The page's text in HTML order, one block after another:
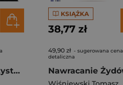
Wstrząsająco przystojny mężczyzna
KSIĄŻKA
38,77 zł
49,90 zł - sugerowana cena
detaliczna